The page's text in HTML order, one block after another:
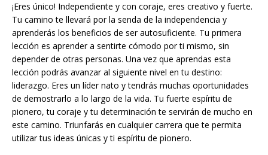
¡Eres único! Independiente y con coraje, eres creativo y fuerte.
Tu camino te llevará por la senda de la independencia y
aprenderás los beneficios de ser autosuficiente. Tu primera
lección es aprender a sentirte cómodo por ti mismo, sin
depender de otras personas. Una vez que aprendas esta
lección podrás avanzar al siguiente nivel en tu destino:
liderazgo. Eres un líder nato y tendrás muchas oportunidades
de demostrarlo a lo largo de la vida. Tu fuerte espíritu de
pionero, tu coraje y tu determinación te servirán de mucho en
este camino. Triunfarás en cualquier carrera que te permita
utilizar tus ideas únicas y ti espíritu de pionero.